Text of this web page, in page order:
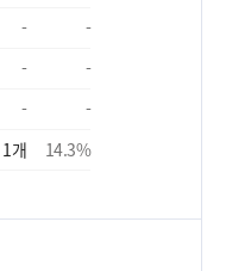
-
-
-
-
-
-
1개 14.3%